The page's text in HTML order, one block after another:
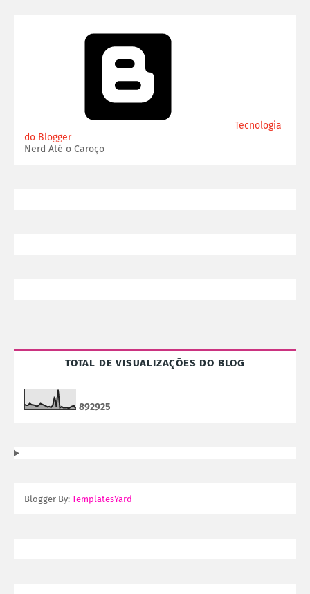
Tecnologia
do Blogger
Nerd Até o Caroço
TOTAL DE VISUALIZAÇÕES DO BLOG
892925
Blogger By: TemplatesYard